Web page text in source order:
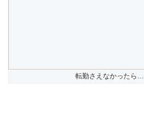
転勤さえなかったら…